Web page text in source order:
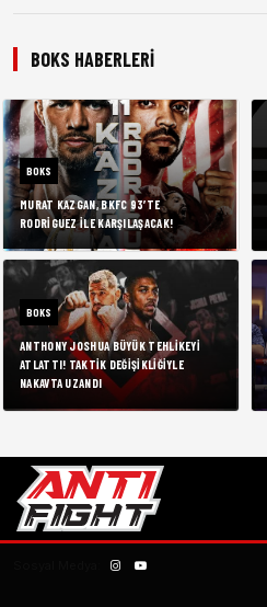
BOKS HABERLERI
BOKS
MURAT KAZGAN, BKFC 93’TE
RODRIGUEZ ILE KARŞILAŞACAK!
BOKS
ANTHONY JOSHUA BÜYÜK TEHLIKEYI
ATLATTI! TAKTIK DEĞIŞIKLIĞIYLE
NAKAVTA UZANDI